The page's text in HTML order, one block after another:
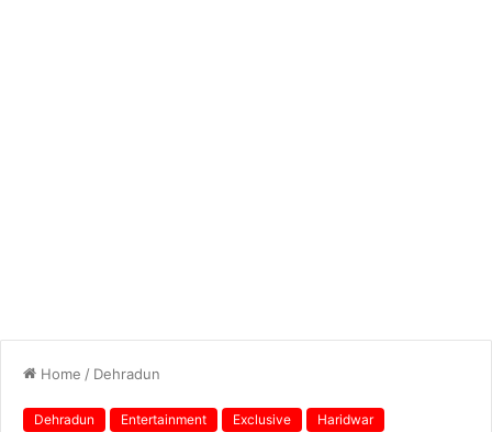
Home / Dehradun
Dehradun Entertainment Exclusive
Haridwar